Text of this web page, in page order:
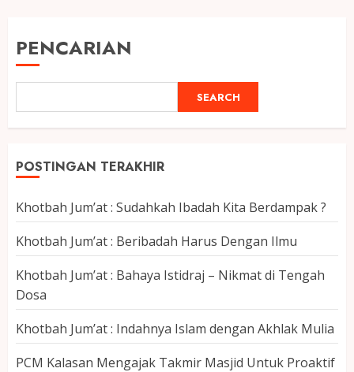
PENCARIAN
SEARCH
POSTINGAN TERAKHIR
Khotbah Jum’at : Sudahkah Ibadah Kita Berdampak ?
Khotbah Jum’at : Beribadah Harus Dengan Ilmu
Khotbah Jum’at : Bahaya Istidraj – Nikmat di Tengah
Dosa
Khotbah Jum’at : Indahnya Islam dengan Akhlak Mulia
PCM Kalasan Mengajak Takmir Masjid Untuk Proaktif